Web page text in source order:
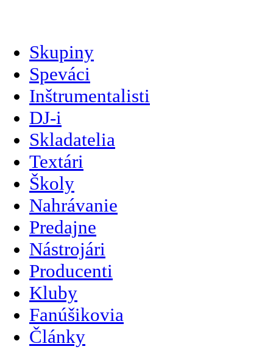
Skupiny
Speváci
Inštrumentalisti
DJ-i
Skladatelia
Textári
Školy
Nahrávanie
Predajne
Nástrojári
Producenti
Kluby
Fanúšikovia
Články